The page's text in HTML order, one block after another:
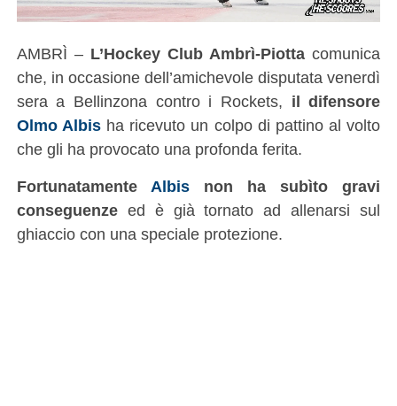
AMBRÌ – L’Hockey Club Ambrì-Piotta comunica
che, in occasione dell’amichevole disputata venerdì
sera a Bellinzona contro i Rockets, il difensore
Olmo Albisha ricevuto un colpo di pattino al volto
che gli ha provocato una profonda ferita.
Fortunatamente Albisnon ha subìto gravi
conseguenzeed è già tornato ad allenarsi sul
ghiaccio con una speciale protezione.